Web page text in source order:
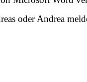
oder Andrea